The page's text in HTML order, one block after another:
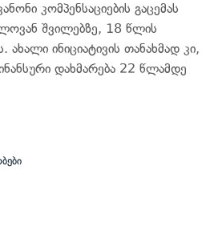
კომპენსაციების გაცემას
შვილებზე, 18 წლის
ახალი ინიციატივის თანახმად კი,
დახმარება 22 წლამდე